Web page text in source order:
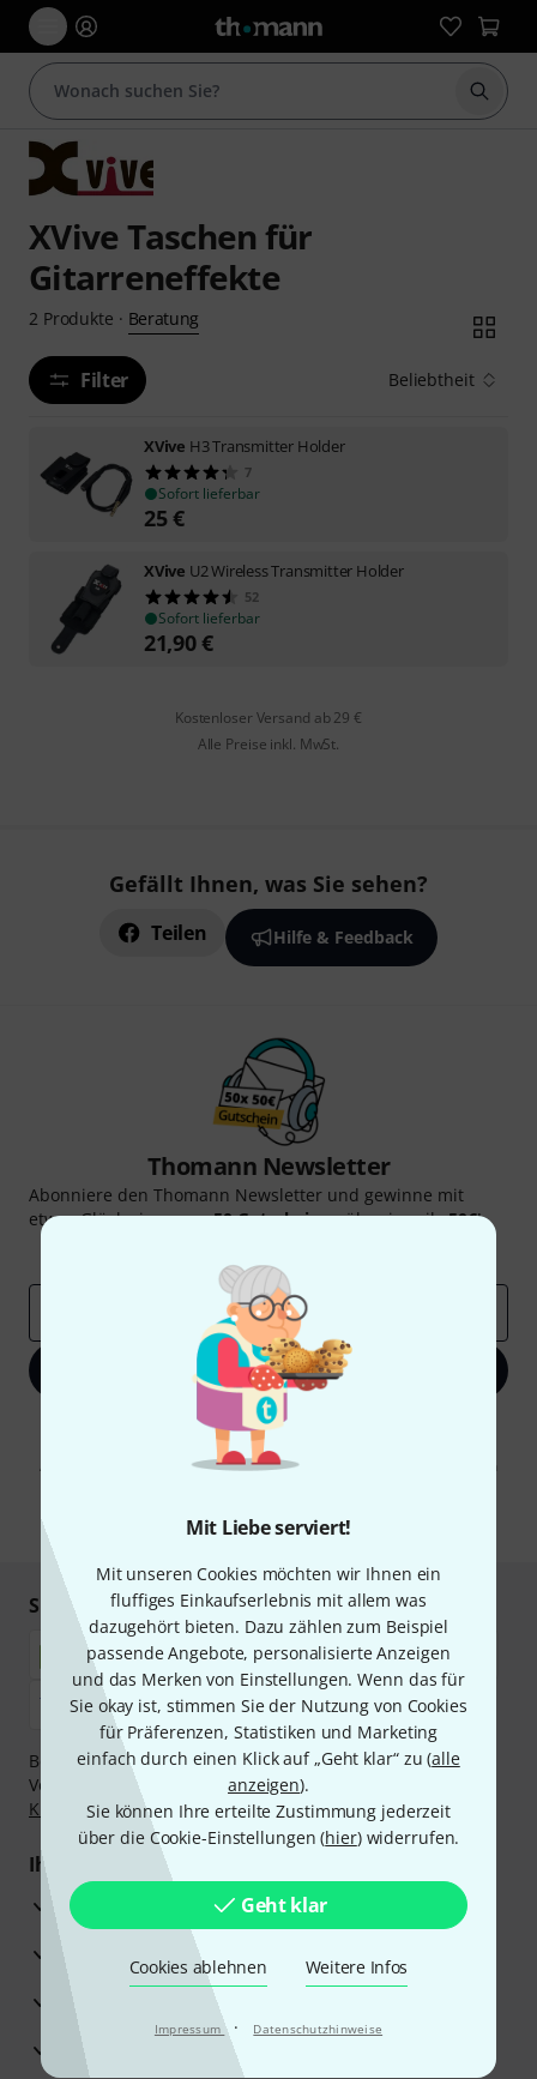
Mit Liebe serviert!
Mit unseren Cookies möchten wir Ihnen ein
fluffiges Einkaufserlebnis mit allem was
dazugehört bieten. Dazu zählen zum Beispiel
passende Angebote, personalisierte Anzeigen
und das Merken von Einstellungen. Wenn das für
Sie okay ist, stimmen Sie der Nutzung von Cookies
für Präferenzen, Statistiken und Marketing
einfach durch einen Klick auf „Geht klar“ zu (alle
anzeigen).
Sie können Ihre erteilte Zustimmung jederzeit
über die Cookie-Einstellungen (hier) widerrufen.
Geht klar
Cookies ablehnen Weitere Infos
Impressum · Datenschutzhinweise
Suche
XVive Taschen für
Gitarreneffekte
2 Produkte · Beratung
Filter Beliebtheit
XVive H3 Transmitter Holder
7
Sofort lieferbar
25€
XVive U2 Wireless Transmitter Holder
52
Sofort lieferbar
21,90€
Kostenloser Versand ab 29 €
Alle Preise inkl. MwSt.
Gefällt Ihnen, was Sie sehen?
Teilen Hilfe & Feedback
Thomann Newsletter
Abonniere den Thomann Newsletter und gewinne mit
etwas Glück einen von50 Gutscheinenüber jeweils50€!
Jetzt anmelden
Mit Klick auf „Jetzt anmelden“ stimmen Sie dem Erhalt von E-Mail-
Werbung und einer Messung des E-Mail-Nutzungsverhaltens zu. Die
Abmeldung ist jederzeit möglich. Weitere Informationen finden Sie in
* Pflichtfeld
Sicher einkaufen & bezahlen
Bezahlen Sie vertraulich und sicher per Nachnahme,
Vorkasse, PayPal, Amazon Pay,Klarna Sofort bezahlen
Klarna Ratenzahlungoder Kreditkarte.
Ihre Vorteile
3 Jahre Thomann Garantie
30 Tage Money-Back-Garantie
Beratung durch Fachexperten